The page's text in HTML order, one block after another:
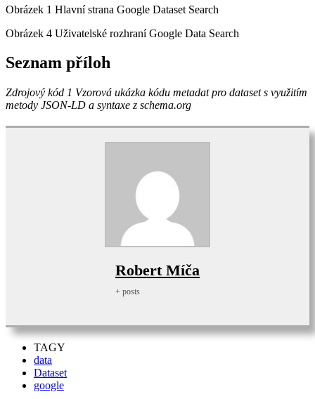
Obrázek 1 Hlavní strana Google Dataset Search
Obrázek 4 Uživatelské rozhraní Google Data Search
Seznam příloh
Zdrojový kód 1 Vzorová ukázka kódu metadat pro dataset s využitím
metody JSON-LD a syntaxe z schema.org
Robert Míča
+ posts
TAGY
data
Dataset
google